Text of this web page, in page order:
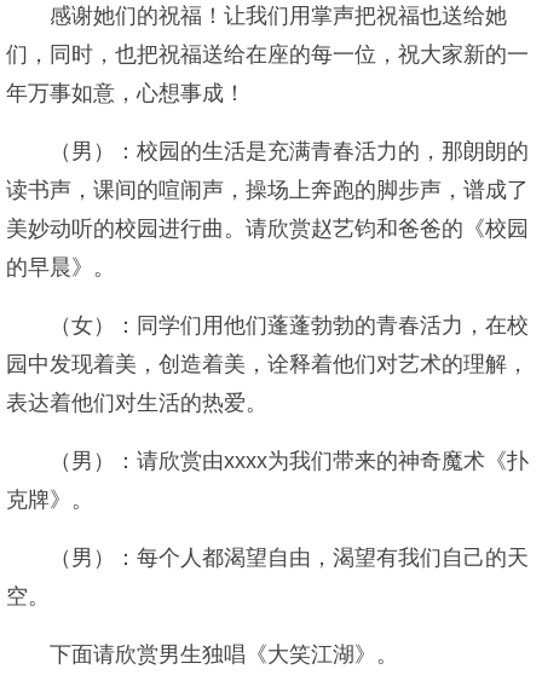
感谢她们的祝福！让我们用掌声把祝福也送给她
们，同时，也把祝福送给在座的每一位，祝大家新的一
年万事如意，心想事成！
（男）：校园的生活是充满青春活力的，那朗朗的
读书声，课间的喧闹声，操场上奔跑的脚步声，谱成了
美妙动听的校园进行曲。请欣赏赵艺钧和爸爸的《校园
的早晨》。
（女）：同学们用他们蓬蓬勃勃的青春活力，在校
园中发现着美，创造着美，诠释着他们对艺术的理解，
表达着他们对生活的热爱。
（男）：请欣赏由xxxx为我们带来的神奇魔术《扑
克牌》。
（男）：每个人都渴望自由，渴望有我们自己的天
空。
下面请欣赏男生独唱《大笑江湖》。